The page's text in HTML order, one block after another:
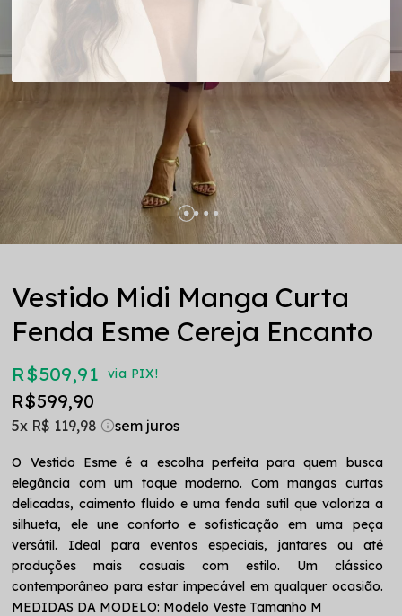
Vestido Midi Manga Curta
Fenda Esme Cereja Encanto
R$ 509,91 via PIX!
R$ 599,90
5x R$ 119,98
O Vestido Esme é a escolha perfeita para quem busca
elegância com um toque moderno. Com mangas curtas
delicadas, caimento fluido e uma fenda sutil que valoriza a
silhueta, ele une conforto e sofisticação em uma peça
versátil. Ideal para eventos especiais, jantares ou até
produções mais casuais com estilo. Um clássico
contemporâneo para estar impecável em qualquer ocasião.
MEDIDAS DA MODELO: Modelo Veste Tamanho M